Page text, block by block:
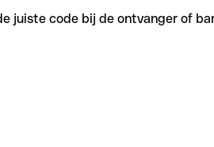
juiste code bij de ontvanger of